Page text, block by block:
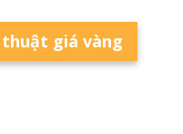
giá vàng